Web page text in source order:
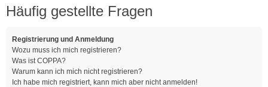
Häufig gestellte Fragen
Registrierung und Anmeldung
Wozu muss ich mich registrieren?
Was ist COPPA?
Warum kann ich mich nicht registrieren?
Ich habe mich registriert, kann mich aber nicht anmelden!